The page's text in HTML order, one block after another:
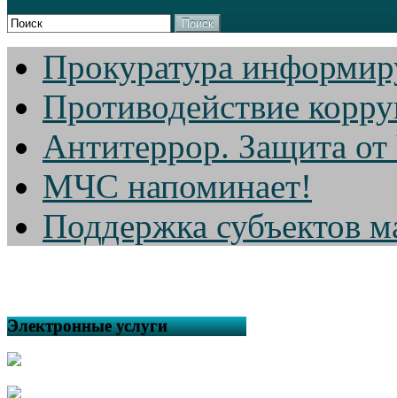
Поиск
Прокуратура
Противодействие
Антитеррор. Защита
МЧС напоминает!
Поддержка субъектов
Электронные услуги